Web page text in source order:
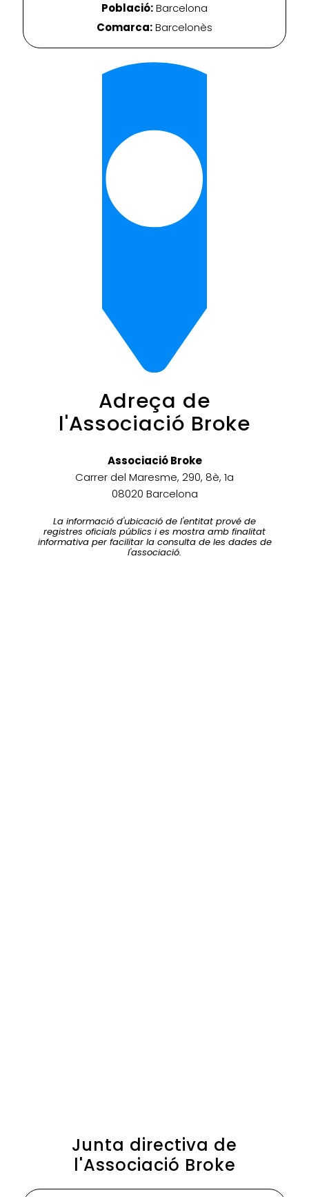
Població:Barcelona
Comarca:Barcelonès
Adreça de
l'Associació Broke
Associació Broke
Carrer del Maresme, 290, 8è, 1a
08020 Barcelona
La informació d'ubicació de l'entitat prové de
registres oficials públics i es mostra amb finalitat
informativa per facilitar la consulta de les dades de
l'associació.
Junta directiva de
l'Associació Broke